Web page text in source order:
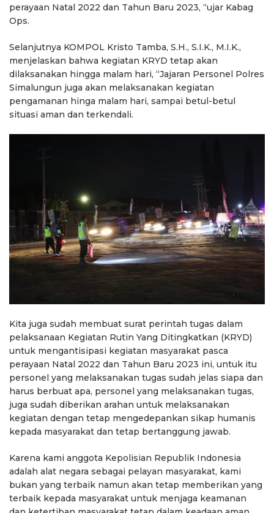
perayaan Natal 2022 dan Tahun Baru 2023, “ujar Kabag
Ops.
Selanjutnya KOMPOL Kristo Tamba, S.H., S.I.K., M.I.K.,
menjelaskan bahwa kegiatan KRYD tetap akan
dilaksanakan hingga malam hari, “Jajaran Personel Polres
Simalungun juga akan melaksanakan kegiatan
pengamanan hinga malam hari, sampai betul-betul
situasi aman dan terkendali.
Kita juga sudah membuat surat perintah tugas dalam
pelaksanaan Kegiatan Rutin Yang Ditingkatkan (KRYD)
untuk mengantisipasi kegiatan masyarakat pasca
perayaan Natal 2022 dan Tahun Baru 2023 ini, untuk itu
personel yang melaksanakan tugas sudah jelas siapa dan
harus berbuat apa, personel yang melaksanakan tugas,
juga sudah diberikan arahan untuk melaksanakan
kegiatan dengan tetap mengedepankan sikap humanis
kepada masyarakat dan tetap bertanggung jawab.
Karena kami anggota Kepolisian Republik Indonesia
adalah alat negara sebagai pelayan masyarakat, kami
bukan yang terbaik namun akan tetap memberikan yang
terbaik kepada masyarakat untuk menjaga keamanan